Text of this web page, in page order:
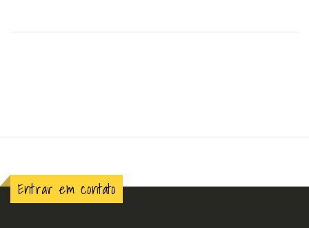
Entrar em contato